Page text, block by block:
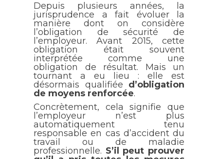
Depuis plusieurs années, la
jurisprudence a fait évoluer la
manière dont on considère
l’obligation de sécurité de
l’employeur. Avant 2015, cette
obligation était souvent
interprétée comme une
obligation de résultat. Mais un
tournant a eu lieu : elle est
désormais qualifiée d’obligation
de moyens renforcée.
Concrètement, cela signifie que
l’employeur n’est plus
automatiquement tenu
responsable en cas d’accident du
travail ou de maladie
professionnelle. S’il peut prouver